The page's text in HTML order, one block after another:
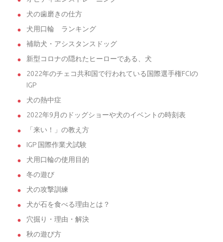
犬の歯磨きの仕方
犬用口輪 ランキング
補助犬・アシスタンスドッグ
新型コロナの隠れたヒーローである、犬
2022年のチェコ共和国で行われている国際選手権FCIの
IGP
犬の熱中症
2022年9月のドッグショーや犬のイベントの時刻表
「来い！」の教え方
IGP 国際作業犬試験
犬用口輪の使用目的
冬の遊び
犬の攻撃訓練
犬が石を食べる理由とは？
穴掘り・理由・解決
秋の遊び方